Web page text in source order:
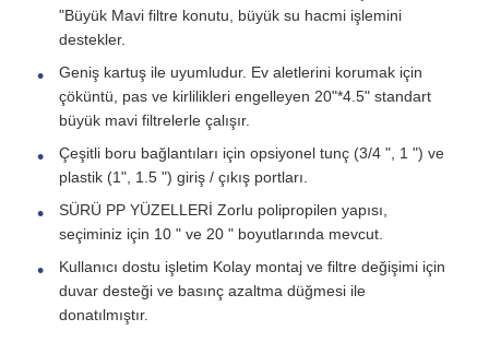
Su Arıtma Tuz Tankı
Iyon değiştirici reçine
Filtre Kontrol Vanası
Solenoid Valf
"Büyük Mavi filtre konutu, büyük su hacmi işlemini
destekler.
Geniş kartuş ile uyumludur. Ev aletlerini korumak için
çöküntü, pas ve kirlilikleri engelleyen 20"*4.5" standart
büyük mavi filtrelerle çalışır.
Çeşitli boru bağlantıları için opsiyonel tunç (3/4 ", 1 ") ve
plastik (1", 1.5 ") giriş / çıkış portları.
SÜRÜ PP YÜZELLERİ Zorlu polipropilen yapısı,
seçiminiz için 10 " ve 20 " boyutlarında mevcut.
Kullanıcı dostu işletim Kolay montaj ve filtre değişimi için
duvar desteği ve basınç azaltma düğmesi ile
donatılmıştır.